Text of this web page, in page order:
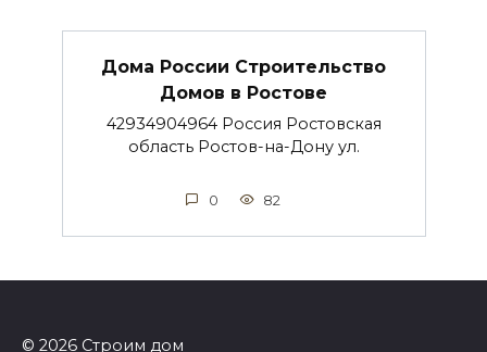
Дома России Строительство
Домов в Ростове
42934904964 Россия Ростовская
область Ростов-на-Дону ул.
0 82
© 2026 Строим дом